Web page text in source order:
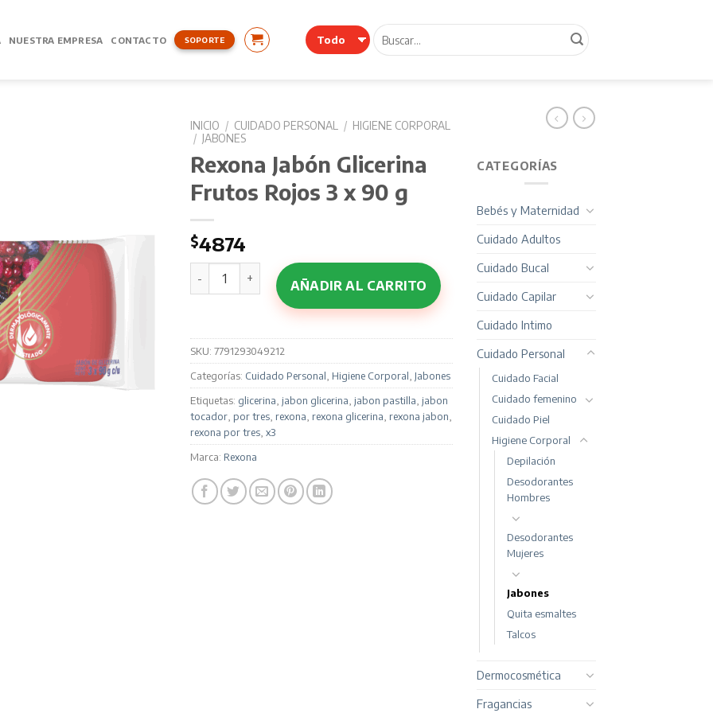
NUESTRA EMPRESA CONTACTO SOPORTE
Buscar
por:
INICIO / CUIDADO PERSONAL / HIGIENE CORPORAL
/ JABONES
Rexona Jabón Glicerina
Frutos Rojos 3 x 90 g
$4874
Rexona Jabón Glicerina Frutos Rojos 3 x 90 g cantidad
AÑADIR AL CARRITO
SKU: 7791293049212
Categorías: Cuidado Personal Higiene Corporal Jabones
Etiquetas: glicerina jabon glicerina jabon pastilla jabon
tocador por tres rexona rexona glicerina rexona jabon
rexona por tres x3
Marca: Rexona
CATEGORÍAS
Bebés y Maternidad
Cuidado Adultos
Cuidado Bucal
Cuidado Capilar
Cuidado Intimo
Cuidado Personal
Cuidado Facial
Cuidado femenino
Cuidado Piel
Higiene Corporal
Depilación
Desodorantes
Hombres
Desodorantes
Mujeres
Jabones
Quita esmaltes
Talcos
Dermocosmética
Fragancias